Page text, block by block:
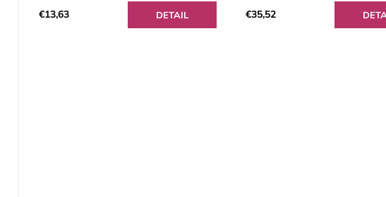
€13,63 DETAIL €35,52